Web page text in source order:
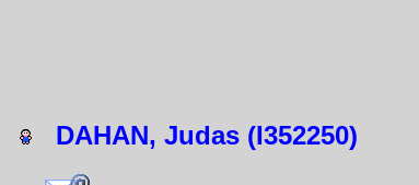
DAHAN, Judas (I352250)